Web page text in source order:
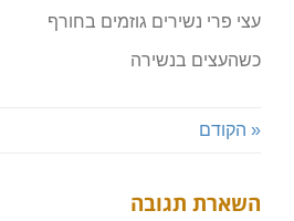
עצי פרי נשירים גוזמים בחורף
כשהעצים בנשירה
« הקודם
השארת תגובה